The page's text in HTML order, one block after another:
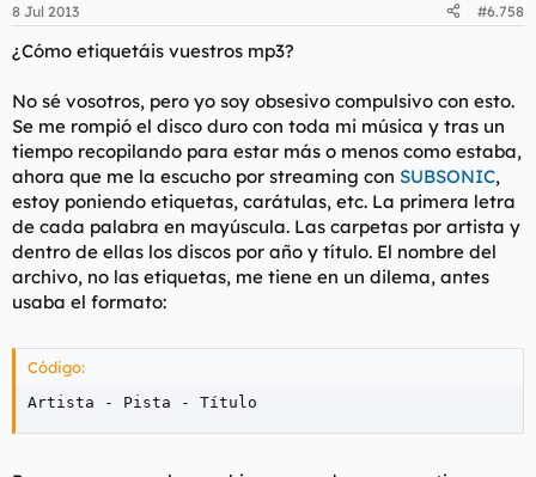
8 Jul 2013 #6.758
¿Cómo etiquetáis vuestros mp3?
No sé vosotros, pero yo soy obsesivo compulsivo con esto.
Se me rompió el disco duro con toda mi música y tras un
tiempo recopilando para estar más o menos como estaba,
ahora que me la escucho por streaming con SUBSONIC,
estoy poniendo etiquetas, carátulas, etc. La primera letra
de cada palabra en mayúscula. Las carpetas por artista y
dentro de ellas los discos por año y título. El nombre del
archivo, no las etiquetas, me tiene en un dilema, antes
usaba el formato:
Código:
Artista - Pista - Título